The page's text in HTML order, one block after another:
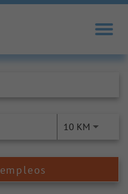
10 KM